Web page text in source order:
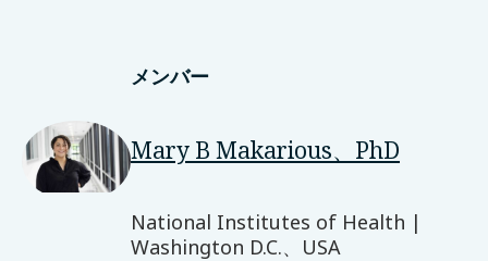
メンバー
Mary B Makarious、PhD
National Institutes of Health |
Washington D.C.、USA